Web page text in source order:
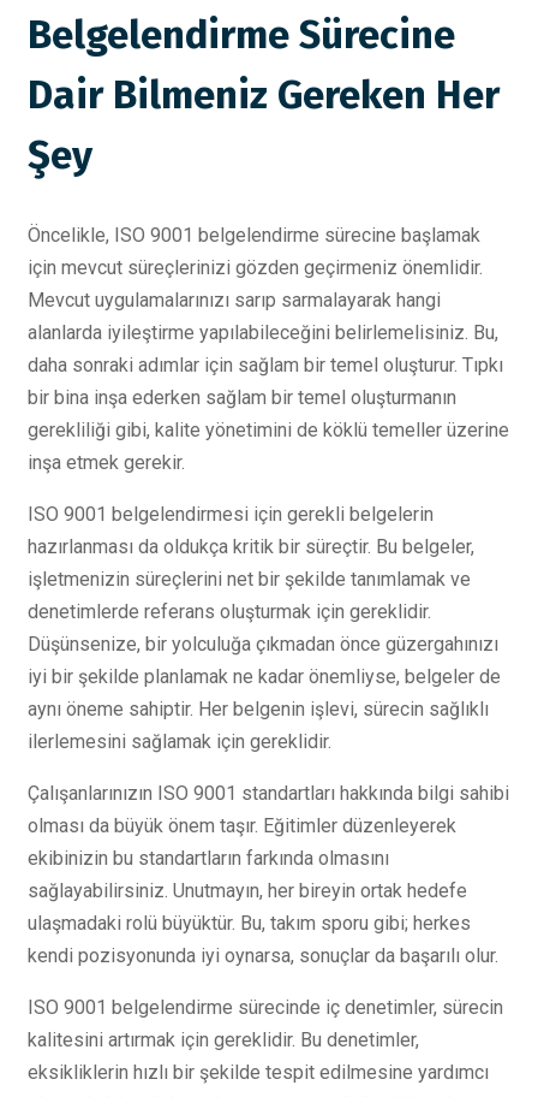
Belgelendirme Sürecine
Dair Bilmeniz Gereken Her
Şey
Öncelikle, ISO 9001 belgelendirme sürecine başlamak
için mevcut süreçlerinizi gözden geçirmeniz önemlidir.
Mevcut uygulamalarınızı sarıp sarmalayarak hangi
alanlarda iyileştirme yapılabileceğini belirlemelisiniz. Bu,
daha sonraki adımlar için sağlam bir temel oluşturur. Tıpkı
bir bina inşa ederken sağlam bir temel oluşturmanın
gerekliliği gibi, kalite yönetimini de köklü temeller üzerine
inşa etmek gerekir.
ISO 9001 belgelendirmesi için gerekli belgelerin
hazırlanması da oldukça kritik bir süreçtir. Bu belgeler,
işletmenizin süreçlerini net bir şekilde tanımlamak ve
denetimlerde referans oluşturmak için gereklidir.
Düşünsenize, bir yolculuğa çıkmadan önce güzergahınızı
iyi bir şekilde planlamak ne kadar önemliyse, belgeler de
aynı öneme sahiptir. Her belgenin işlevi, sürecin sağlıklı
ilerlemesini sağlamak için gereklidir.
Çalışanlarınızın ISO 9001 standartları hakkında bilgi sahibi
olması da büyük önem taşır. Eğitimler düzenleyerek
ekibinizin bu standartların farkında olmasını
sağlayabilirsiniz. Unutmayın, her bireyin ortak hedefe
ulaşmadaki rolü büyüktür. Bu, takım sporu gibi; herkes
kendi pozisyonunda iyi oynarsa, sonuçlar da başarılı olur.
ISO 9001 belgelendirme sürecinde iç denetimler, sürecin
kalitesini artırmak için gereklidir. Bu denetimler,
eksikliklerin hızlı bir şekilde tespit edilmesine yardımcı